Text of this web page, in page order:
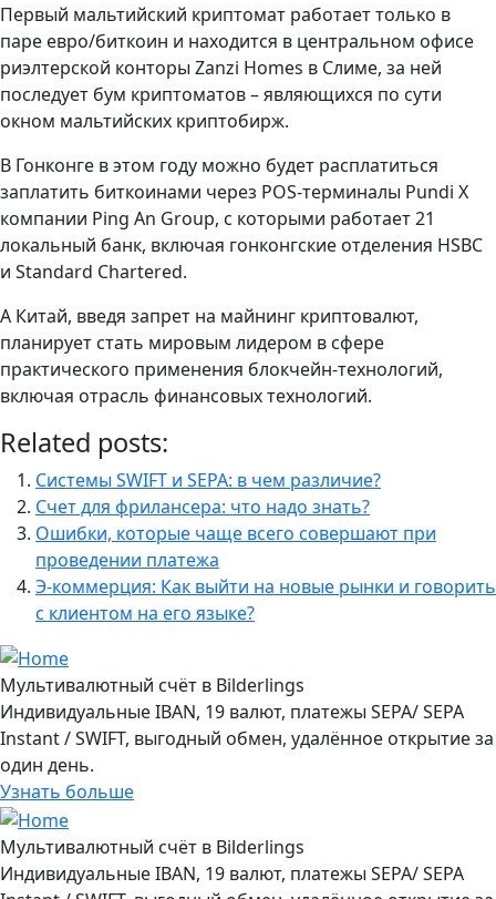
Первый мальтийский криптомат работает только в
паре евро/биткоин и находится в центральном офисе
риэлтерской конторы Zanzi Homes в Слиме, за ней
последует бум криптоматов – являющихся по сути
окном мальтийских криптобирж.
В Гонконге в этом году можно будет расплатиться
заплатить биткоинами через POS-терминалы Pundi X
компании Ping An Group, с которыми работает 21
локальный банк, включая гонконгские отделения HSBC
и Standard Chartered.
А Китай, введя запрет на майнинг криптовалют,
планирует стать мировым лидером в сфере
практического применения блокчейн-технологий,
включая отрасль финансовых технологий.
Related posts:
Системы SWIFT и SEPA: в чем различие?
Счет для фрилансера: что надо знать?
Ошибки, которые чаще всего совершают при
проведении платежа
Э-коммерция: Как выйти на новые рынки и говорить
с клиентом на его языке?
Мультивалютный счёт в Bilderlings
Индивидуальные IBAN, 19 валют, платежы SEPA/ SEPA
Instant / SWIFT, выгодный обмен, удалённое открытие за
один день.
Узнать больше
Мультивалютный счёт в Bilderlings
Индивидуальные IBAN, 19 валют, платежы SEPA/ SEPA